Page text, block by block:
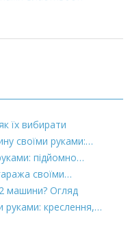
їх вибирати
своїми руками:…
підйомно…
своїми…
машини? Огляд
руками: креслення,…